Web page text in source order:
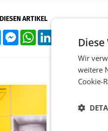
ARTIKEL
Twitter MessengerWhatsApp
Wir
weitere
Cookie-